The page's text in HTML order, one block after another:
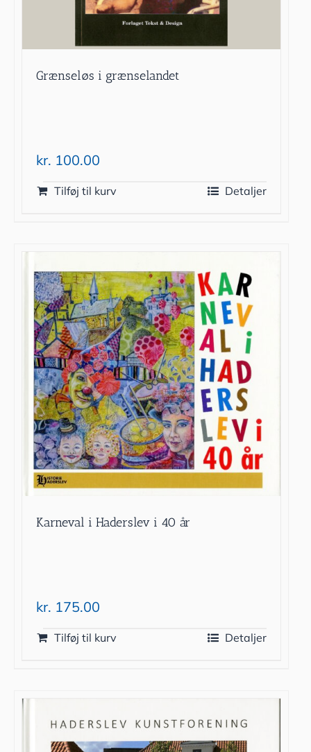
Grænseløs i grænselandet
kr. 100.00
Tilføj til kurv Detaljer
Karneval i Haderslev i 40 år
kr. 175.00
Tilføj til kurv Detaljer